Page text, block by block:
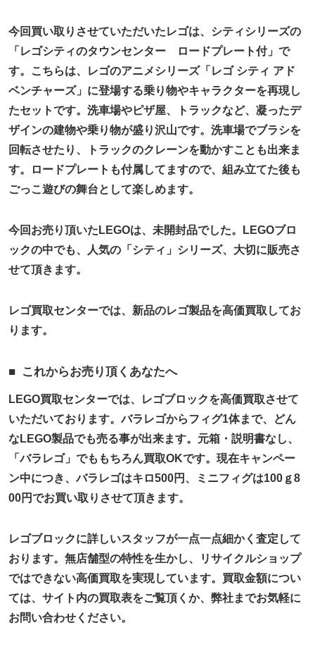
今回買い取りさせていただいたレゴは、シティシリーズの
「 レゴシティのタウンセンター ロードプレート付」で
す。こちらは、レゴのアニメシリーズ「レゴ シティ アド
ベンチャーズ」に登場する乗り物やキャラクターを再現し
たセットです。洗車場やピザ屋、トラックなど、凝ったデ
ザインの建物や乗り物が盛り沢山です。洗車場でブラシを
回転させたり、トラックのクレーンを動かすことも出来ま
す。
ロードプレートも付属してますので、組み立てた後も
ごっこ遊びの舞台として楽しめます。
今回お売り頂いたLEGOは、未開封品でした。LEGOブロ
ックの中でも、人気の「シティ」シリーズ、大切に販売さ
せて頂きます。
レゴ買取センターでは、新品のレゴ製品を高価買取してお
ります。
これからお売り頂くあなたへ
LEGO買取センターでは、レゴブロックを高価買取させて
いただいております。バラレゴからフィグ1体まで、どん
なLEGO製品でも売る事が出来ます。元箱・説明書なし、
「バラレゴ」でももちろん買取OKです。現在キャンペー
ン中につき、バラレゴはキロ500円、ミニフィグは100ｇ8
00円でお買い取りさせて頂きます。
レゴブロックに詳しいスタッフが一点一点細かく査定して
おります。無店舗型の特性を生かし、リサイクルショップ
ではできない高価買取を実現しています。買取金額につい
ては、サイト内の買取表をご覧頂くか、弊社までお気軽に
お問い合わせください。